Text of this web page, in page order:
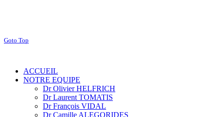
Goto Top
ACCUEIL
NOTRE EQUIPE
Dr Olivier HELFRICH
Dr Laurent TOMATIS
Dr François VIDAL
Dr Camille ALEGORIDES